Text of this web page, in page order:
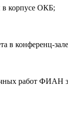
корпусе ОКБ;
в конференц-
работ ФИАН